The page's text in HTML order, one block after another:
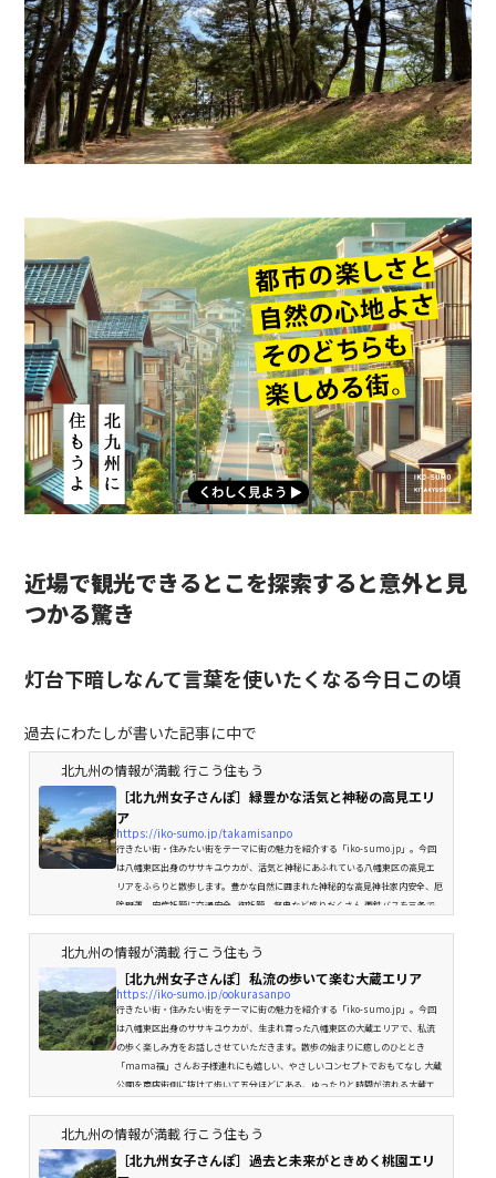
近場で観光できるとこを探索すると意外と見
つかる驚き
灯台下暗しなんて言葉を使いたくなる今日この頃
過去にわたしが書いた記事に中で
北九州の情報が満載 行こう住もう
［北九州女子さんぽ］緑豊かな活気と神秘の高見エリ
ア
https://iko-sumo.jp/takamisanpo
行きたい街・住みたい街をテーマに街の魅力を紹介する「iko-sumo.jp」。今回
は八幡東区出身のササキユウカが、活気と神秘にあふれている八幡東区の高見エ
リアをふらりと散歩します。豊かな自然に囲まれた神秘的な高見神社家内安全、厄
除開運、安産祈願に交通安全...御祈願、祭典など盛りだくさん 西鉄バスを三条で
見神社が見えてきます。洞海湾と八幡製鉄所の産土神としてや、官営時代からの
「ものづくりの精神」を伝える日本近代化産業の守護神としてなど、...
北九州の情報が満載 行こう住もう
［北九州女子さんぽ］私流の歩いて楽む大蔵エリア
https://iko-sumo.jp/ookurasanpo
行きたい街・住みたい街をテーマに街の魅力を紹介する「iko-sumo.jp」。今回
は八幡東区出身のササキユウカが、生まれ育った八幡東区の大蔵エリアで、私流
の歩く楽しみ方をお話しさせていただきます。散歩の始まりに癒しのひととき
「mama福」さんお子様連れにも嬉しい、やさしいコンセプトでおもてなし 大蔵
公園を商店街側に抜けて歩いて五分ほどにある、ゆったりと時間が流れる大蔵エ
北九州の情報が満載 行こう住もう
［北九州女子さんぽ］過去と未来がときめく桃園エリ